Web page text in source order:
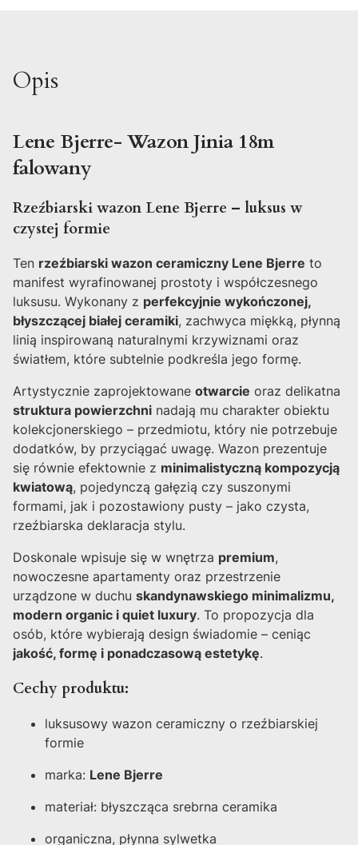
Opis
Lene Bjerre- Wazon Jinia 18m
falowany
Rzeźbiarski wazon Lene Bjerre – luksus w
czystej formie
Ten rzeźbiarski wazon ceramiczny Lene Bjerre to
manifest wyrafinowanej prostoty i współczesnego
luksusu. Wykonany z perfekcyjnie wykończonej,
błyszczącej białej ceramiki, zachwyca miękką, płynną
linią inspirowaną naturalnymi krzywiznami oraz
światłem, które subtelnie podkreśla jego formę.
Artystycznie zaprojektowane otwarcie oraz delikatna
struktura powierzchni nadają mu charakter obiektu
kolekcjonerskiego – przedmiotu, który nie potrzebuje
dodatków, by przyciągać uwagę. Wazon prezentuje
się równie efektownie z minimalistyczną kompozycją
kwiatową, pojedynczą gałęzią czy suszonymi
formami, jak i pozostawiony pusty – jako czysta,
rzeźbiarska deklaracja stylu.
Doskonale wpisuje się w wnętrza premium,
nowoczesne apartamenty oraz przestrzenie
urządzone w duchu skandynawskiego minimalizmu,
modern organic i quiet luxury. To propozycja dla
osób, które wybierają design świadomie – ceniąc
jakość, formę i ponadczasową estetykę.
Cechy produktu:
luksusowy wazon ceramiczny o rzeźbiarskiej
formie
marka: Lene Bjerre
materiał: błyszcząca srebrna ceramika
organiczna, płynna sylwetka